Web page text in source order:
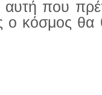
που
ο κόσμος θα